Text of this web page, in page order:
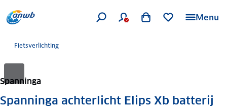
Menu
Fietsverlichting
Spanninga
Spanninga achterlicht Elips Xb batterij